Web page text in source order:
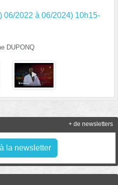
06/2022 à 06/2024) 10h15-
DUPONQ
la newsletter
+ de newsletters